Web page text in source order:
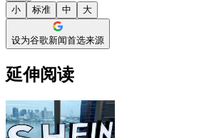
小 标准 中 大
设为谷歌新闻首选来源
延伸阅读